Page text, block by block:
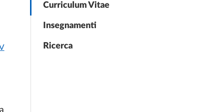
Curriculum Vitae
Insegnamenti
Ricerca